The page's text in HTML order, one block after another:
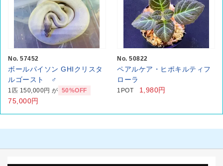
No. 57452
ボールパイソン GHIクリスタ
ルゴースト ♂
1匹 150,000円 が 50%OFF
75,000円
No. 50822
ペアルケア・ヒポキルティフ
ローラ
1POT 1,980円